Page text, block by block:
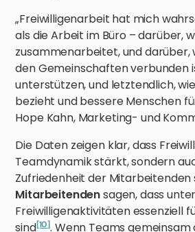
„Freiwilligenarbeit hat mich
als die Arbeit im Büro – darüber,
zusammenarbeitet, und darüber,
den Gemeinschaften verbunden
unterstützen, und letztendlich,
bezieht und bessere Menschen
Hope Kahn, Marketing- und
Die Daten zeigen klar, dass
Teamdynamik stärkt, sondern
Zufriedenheit der Mitarbeitenden
Mitarbeitendensagen, dass
Freiwilligenaktivitäten essenziell
sind[10]. Wenn Teams